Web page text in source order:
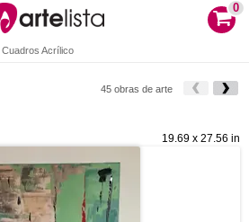
0
Cuadros Acrílico
45 obras de arte
19.69 x 27.56 in